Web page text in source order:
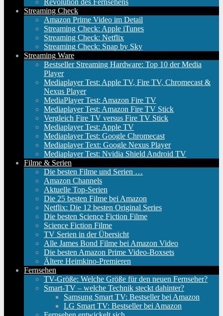
Revolution des Fernsehens
Streaming Check
Amazon Prime Video im Detail
Streaming Check: Apple iTunes
Streaming Check: Netflix
Streaming Check: Snap by Sky
Streaming Ware
Bestseller Streaming Hardware: Top 10 der Media
Player
Mediaplayer Test: Apple TV, Fire TV, Chromecast &
Nexus Player
MediaPlayer Test: Amazon Fire TV
Mediaplayer Test: Amazon Fire TV Stick
Vergleich Fire TV versus Fire TV Stick
Mediaplayer Test: Apple TV
Mediaplayer Test: Google Chromecast
Mediaplayer Text: Google Nexus Player
Mediaplayer Test: Nvidia Shield Android TV
Filme & Serien
Die besten Filme und Serien …
Amazon Channels
Aktuelle Top-Serien
Die 25 besten Filme bei Amazon
Netflix: Die 12 besten Original Series
Die besten Science Fiction Filme
Science Fiction Filme
TV Serien in der Übersicht
Alle James Bond Filme bei Amazon Video
Die besten Amazon Prime Video-Boxsets
Ältere Heimkino-Premieren
Fernsehen
TV-Größe: Welche Größe für den neuen Fernseher?
Smart-TV – welche Technik steckt dahinter?
Samsung Smart TV: Bestseller bei Amazon
LG Smart TV: Bestseller bei Amazon